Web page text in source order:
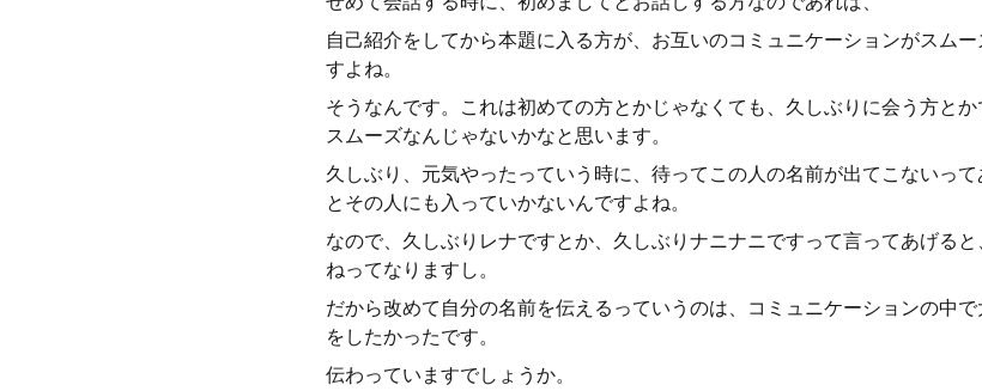
自己紹介をしてから本題に入る方が、お互いのコミュニケーションがスム
すよね。
そうなんです。これは初めての方とかじゃなくても、久しぶりに会う方と
スムーズなんじゃないかなと思います。
久しぶり、元気やったっていう時に、待ってこの人の名前が出てこないっ
とその人にも入っていかないんですよね。
なので、久しぶりレナですとか、久しぶりナニナニですって言ってあげる
ねってなりますし。
だから改めて自分の名前を伝えるっていうのは、コミュニケーションの中
をしたかったです。
伝わっていますでしょうか。